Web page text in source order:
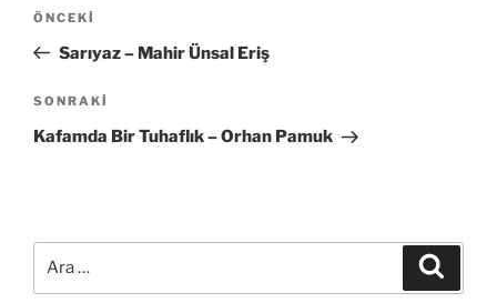
Önceki
Yazı
ÖNCEKI
Sarıyaz – Mahir Ünsal Eriş
Sonraki
Yazı
SONRAKI
Kafamda Bir Tuhaflık – Orhan Pamuk